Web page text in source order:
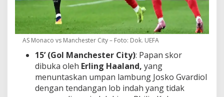
AS Monaco vs Manchester City – Foto: Dok. UEFA
15’ (Gol Manchester City): Papan skor
dibuka oleh Erling Haaland, yang
menuntaskan umpan lambung Josko Gvardiol
dengan tendangan lob indah yang tidak